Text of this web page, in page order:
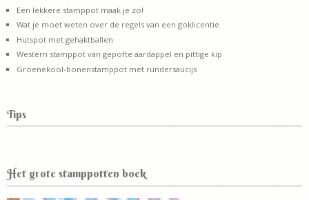
Een lekkere stamppot maak je zo!
Wat je moet weten over de regels van een goklicentie
Hutspot met gehaktballen
Western stamppot van gepofte aardappel en pittige kip
Groenekool-bonenstamppot met rundersaucijs
Tips
Het grote stamppotten boek